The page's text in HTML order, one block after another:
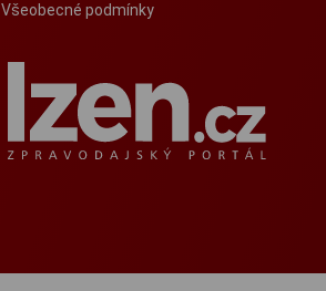
Všeobecné podmínky